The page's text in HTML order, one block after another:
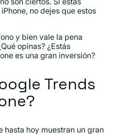
no dejes que estos
y bien vale la pena
opinas? ¿Estás
es una gran inversión?
Trends
hasta hoy muestran un gran